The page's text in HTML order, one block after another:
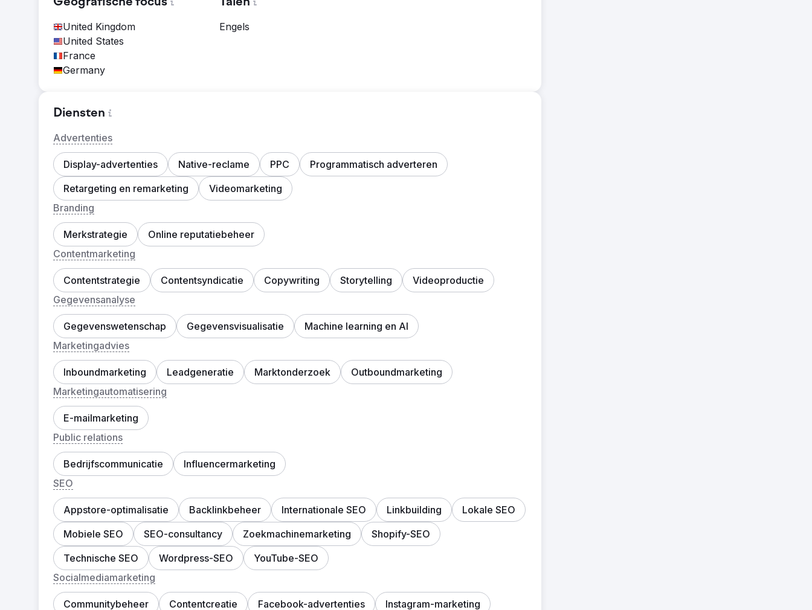
United Kingdom
United States
France
Germany
Engels
Diensten
Advertenties
Display-advertenties Native-reclame PPC
Programmatisch adverteren
Retargeting en remarketing
Videomarketing
Branding
Merkstrategie
Online reputatiebeheer
Contentmarketing
Contentstrategie Contentsyndicatie Copywriting Storytelling
Videoproductie
Gegevensanalyse
Gegevenswetenschap Gegevensvisualisatie
Machine learning en AI
Marketingadvies
Inboundmarketing Leadgeneratie Marktonderzoek
Outboundmarketing
Marketingautomatisering
E-mailmarketing
Public relations
Bedrijfscommunicatie
Influencermarketing
SEO
Appstore-optimalisatie Backlinkbeheer Internationale SEO Linkbuilding
Lokale SEO
Mobiele SEO
SEO-consultancy Zoekmachinemarketing
Shopify-SEO
Technische SEO
Wordpress-SEO
YouTube-SEO
Socialmediamarketing
Communitybeheer Contentcreatie Facebook-advertenties
Instagram-marketing